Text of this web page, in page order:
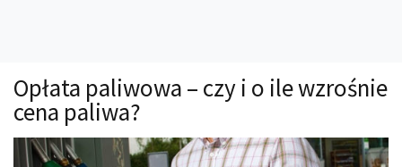
Technika jazdy
Oświetlenie
Kalkulatory
Opłata paliwowa – czy i o ile wzrośnie
cena paliwa?